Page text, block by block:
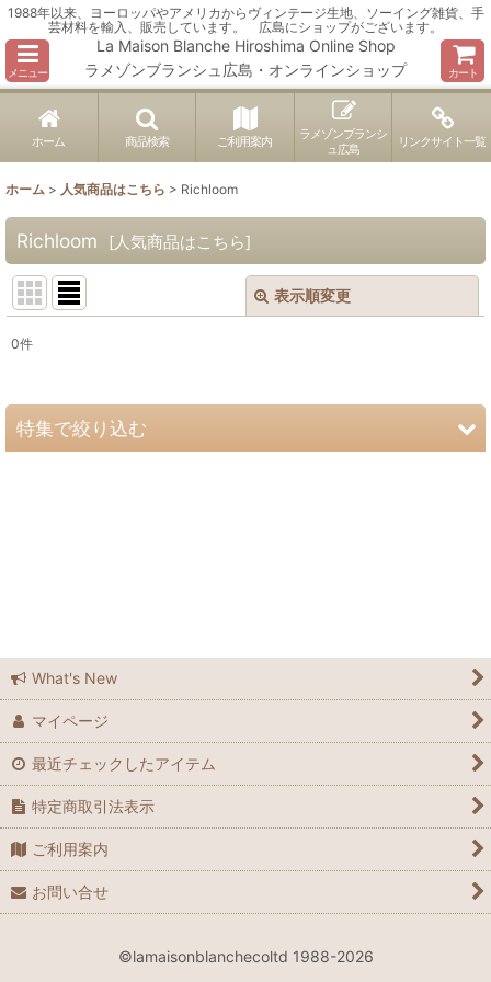
1988年以来、ヨーロッパやアメリカからヴィンテージ生地、ソーイング雑貨、手
芸材料を輸入、販売しています。 広島にショップがございます。
メニュー
La Maison Blanche Hiroshima Online Shop
ラメゾンブランシュ広島・オンラインショップ
カート
ホーム 商品検索 ご利用案内
ラメゾンブランシ
ュ広島
リンクサイト一覧
ホーム > 人気商品はこちら > Richloom
Richloom [人気商品はこちら]
表示順変更
並び順 :
0件
特集で絞り込む
Elizabeth Bradley
Grandma Moses
Laura Ashley
Waverly
many
What's New
マイページ
最近チェックしたアイテム
特定商取引法表示
ご利用案内
お問い合せ
©lamaisonblanchecoltd 1988-2026